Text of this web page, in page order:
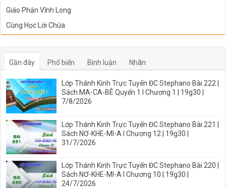
Giáo Phận Vĩnh Long
Cùng Học Lời Chúa
Gần đây Phổ biến Bình luận Nhãn
Lớp Thánh Kinh Trực Tuyến ĐC Stephano Bài 222 |
Sách MA-CA-BÊ Quyển 1 I Chương 1 | 19g30 |
7/8/2026
Lớp Thánh Kinh Trực Tuyến ĐC Stephano Bài 221 |
Sách NƠ-KHE-MI-A I Chương 12 | 19g30 |
31/7/2026
Lớp Thánh Kinh Trực Tuyến ĐC Stephano Bài 220 |
Sách NƠ-KHE-MI-A I Chương 10 | 19g30 |
24/7/2026